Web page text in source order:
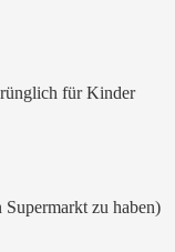
für Kinder
zu haben)